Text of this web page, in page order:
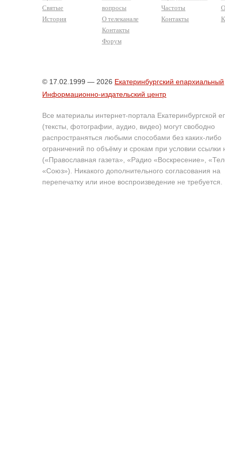
Святые
История
вопросы
О телеканале
Контакты
Форум
Частоты
Контакты
© 17.02.1999 — 2026 Екатеринбургский епархиальный
Информационно-издательский центр
Все материалы интернет-портала Екатеринбургской
(тексты, фотографии, аудио, видео) могут свободно
распространяться любыми способами без каких-либо
ограничений по объёму и срокам при условии ссылки
(«Православная газета», «Радио «Воскресение»,
«Союз»). Никакого дополнительного согласования на
перепечатку или иное воспроизведение не требуется.